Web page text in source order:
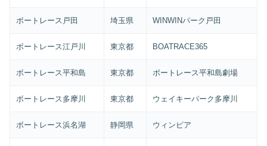
ボートレース戸田 埼玉県 WINWINパーク戸田
ボートレース江戸川 東京都 BOATRACE365
ボートレース平和島 東京都 ボートレース平和島劇場
ボートレース多摩川 東京都 ウェイキーパーク多摩川
ボートレース浜名湖 静岡県 ウィンピア